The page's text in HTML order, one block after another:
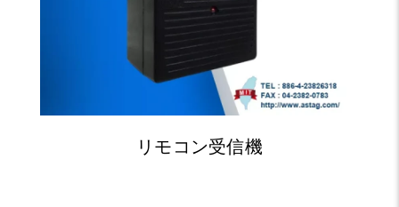
リモコン受信機